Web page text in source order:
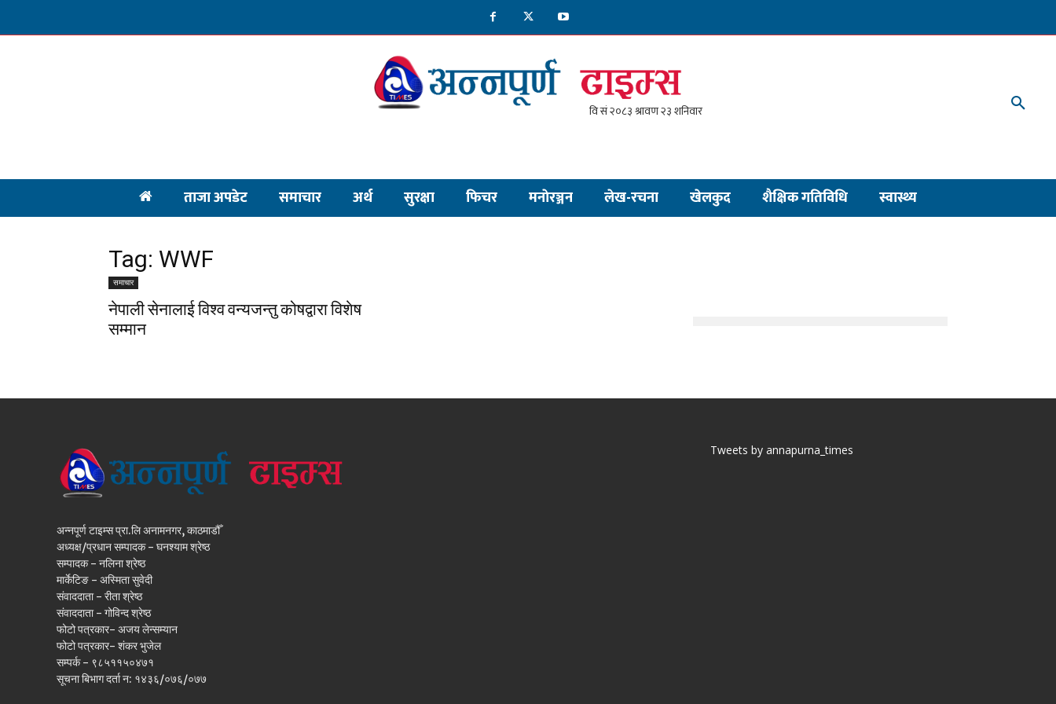
ताजा अपडेट समाचार अर्थ सुरक्षा फिचर मनाेरञ्जन लेख-रचना खेलकुद शैक्षिक गतिविधि स्वास्थ्य
Tag: WWF
समाचार
नेपाली सेनालाई विश्व वन्यजन्तु कोषद्वारा विशेष
सम्मान
अन्नपूर्ण टाइम्स प्रा.लि अनामनगर, काठमाडौँ
अध्यक्ष/प्रधान सम्पादक - घनश्याम श्रेष्ठ
सम्पादक - नलिना श्रेष्ठ
मार्केटिङ - अस्मिता सुवेदी
संवाददाता - रीता श्रेष्ठ
संवाददाता - गोविन्द श्रेष्ठ
फोटो पत्रकार- अजय लेन्सम्यान
फोटो पत्रकार- शंकर भुजेल
सम्पर्क - ९८५११५०४७१
सूचना बिभाग दर्ता न: १४३६/०७६/०७७
Tweets by annapurna_times